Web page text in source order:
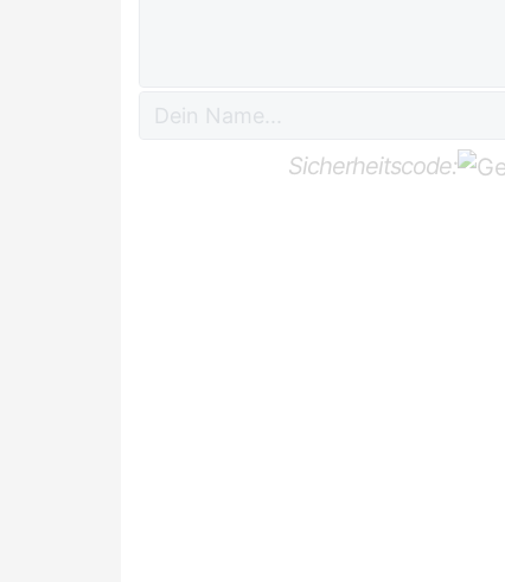
Sicherheitscode: